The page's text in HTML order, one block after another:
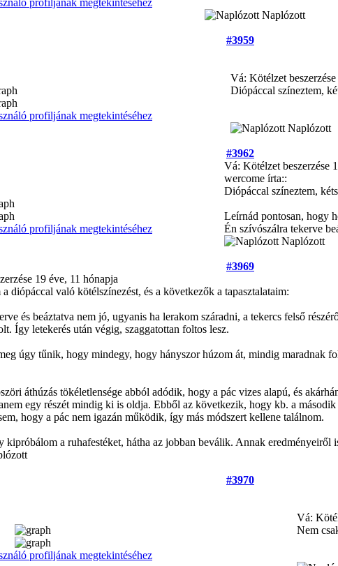
Naplózott
#3959
Vá: Kötélzet beszerzése
Diópáccal színeztem,
Naplózott
#3962
Vá: Kötélzet beszerzése
wercome írta::
Diópáccal színeztem,
Leírnád pontosan, hogy
Én szívószálra tekerve
Naplózott
#3969
19 éve, 11 hónapja
diópáccal való kötélszínezést, és a következők a tapasztalataim:
és beáztatva nem jó, ugyanis ha lerakom száradni, a tekercs felső
Így letekerés után végig, szaggatottan foltos lesz.
úgy tűnik, hogy mindegy, hogy hányszor húzom át, mindig maradnak
áthúzás tökéletlensége abból adódik, hogy a pác vizes alapú, és
egy részét mindig ki is oldja. Ebből az következik, hogy kb. a
hogy a pác nem igazán működik, így más módszert kellene találnom.
kipróbálom a ruhafestéket, hátha az jobban beválik. Annak eredményeiről
#3970
Vá:
Nem